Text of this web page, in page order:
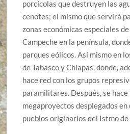
porcícolas que destruyen las
cenotes; el mismo que servirá
zonas económicas especiales
Campeche en la península,
parques eólicos. Así mismo en
de Tabasco y Chiapas, donde,
hace red con los grupos
paramilitares. Después, se
megaproyectos desplegados
pueblos originarios del Istmo de